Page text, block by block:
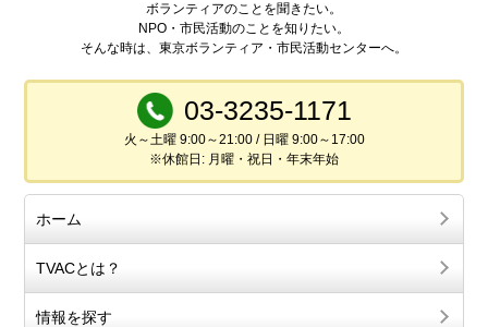
ボランティアのことを聞きたい。
NPO・市民活動のことを知りたい。
そんな時は、東京ボランティア・市民活動センターへ。
03-3235-1171
火～土曜 9:00～21:00 / 日曜 9:00～17:00
※休館日: 月曜・祝日・年末年始
ホーム
TVACとは？
情報を探す